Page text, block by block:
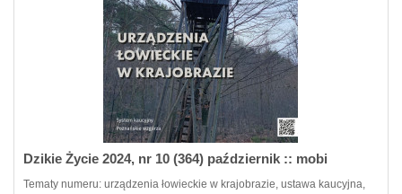
Dzikie Życie 2024, nr 10 (364) październik :: mobi
Tematy numeru: urządzenia łowieckie w krajobrazie, ustawa kaucyjna,